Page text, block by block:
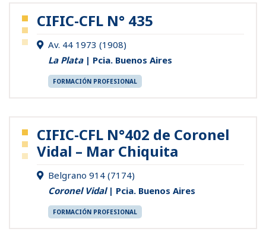
CIFIC-CFL N° 435
Av. 44 1973 (1908)
La Plata| Pcia. Buenos Aires
FORMACIÓN PROFESIONAL
CIFIC-CFL N°402 de Coronel
Vidal – Mar Chiquita
Belgrano 914 (7174)
Coronel Vidal| Pcia. Buenos Aires
FORMACIÓN PROFESIONAL